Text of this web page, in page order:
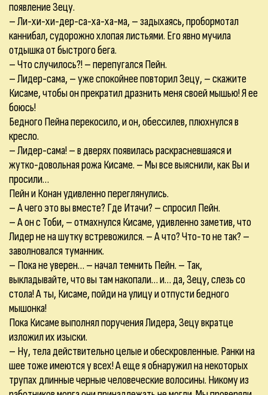
появление Зецу.
– Ли-хи-хи-дер-са-ха-ха-ма, – задыхаясь, пробормотал
каннибал, судорожно хлопая листьями. Его явно мучила
отдышка от быстрого бега.
– Что случилось?! – перепугался Пейн.
– Лидер-сама, – уже спокойнее повторил Зецу, – скажите
Кисаме, чтобы он прекратил дразнить меня своей мышью! Я ее
боюсь!
Бедного Пейна перекосило, и он, обессилев, плюхнулся в
кресло.
– Лидер-сама! – в дверях появилась раскрасневшаяся и
жутко-довольная рожа Кисаме. – Мы все выяснили, как Вы и
просили…
Пейн и Конан удивленно переглянулись.
– А чего это вы вместе? Где Итачи? – спросил Пейн.
– А он с Тоби, – отмахнулся Кисаме, удивленно заметив, что
Лидер не на шутку встревожился. – А что? Что-то не так? –
заволновался туманник.
– Пока не уверен… – начал темнить Пейн. – Так,
выкладывайте, что вы там накопали… и… да, Зецу, слезь со
стола! А ты, Кисаме, пойди на улицу и отпусти бедного
мышонка!
Пока Кисаме выполнял поручения Лидера, Зецу вкратце
изложил их изыски.
– Ну, тела действительно целые и обескровленные. Ранки на
шее тоже имеются у всех! А еще я обнаружил на некоторых
трупах длинные черные человеческие волосины. Никому из